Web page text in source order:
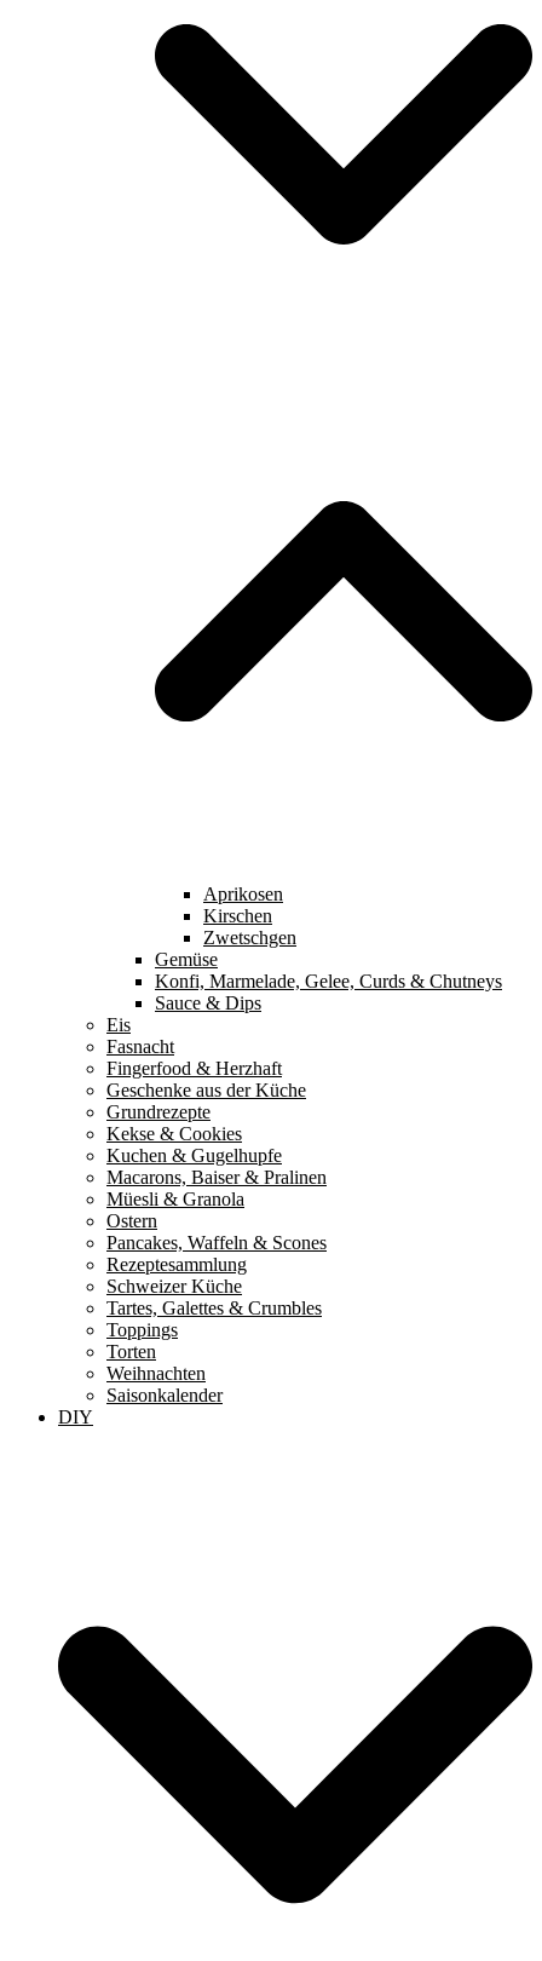
Aprikosen
Kirschen
Zwetschgen
Gemüse
Konfi, Marmelade, Gelee, Curds & Chutneys
Sauce & Dips
Eis
Fasnacht
Fingerfood & Herzhaft
Geschenke aus der Küche
Grundrezepte
Kekse & Cookies
Kuchen & Gugelhupfe
Macarons, Baiser & Pralinen
Müesli & Granola
Ostern
Pancakes, Waffeln & Scones
Rezeptesammlung
Schweizer Küche
Tartes, Galettes & Crumbles
Toppings
Torten
Weihnachten
Saisonkalender
DIY